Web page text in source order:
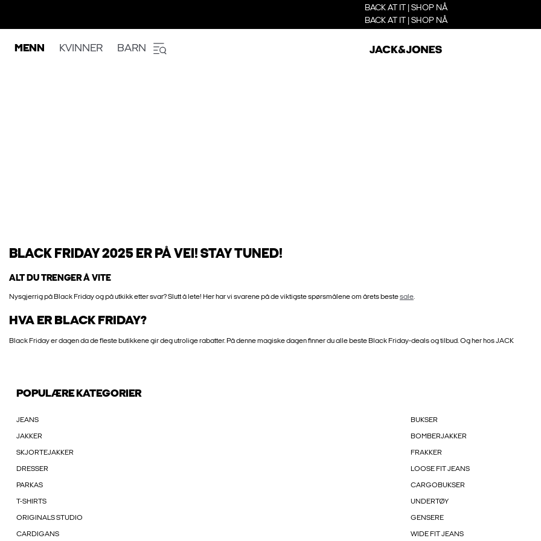
BACK AT IT | SHOP NÅ
BACK AT IT | SHOP NÅ
MENN KVINNER BARN
BLACK FRIDAY 2025 ER PÅ VEI! STAY TUNED!
ALT DU TRENGER Å VITE
Nysgjerrig på Black Friday og på utkikk etter svar? Slutt å lete! Her har vi svarene på de viktigste spørsmålene om årets bestesale.
HVA ER BLACK FRIDAY?
Black Friday er dagen da de fleste butikkene gir deg utrolige rabatter. På denne magiske dagen finner du alle beste Black Friday-deals og tilbud. Og her hos JACK
POPULÆRE KATEGORIER
JEANS BUKSER
JAKKER BOMBERJAKKER
SKJORTEJAKKER FRAKKER
DRESSER LOOSE FIT JEANS
PARKAS CARGOBUKSER
T-SHIRTS UNDERTØY
ORIGINALS STUDIO GENSERE
CARDIGANS WIDE FIT JEANS